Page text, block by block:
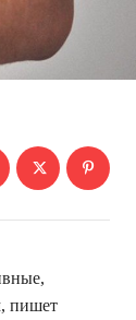
пишет